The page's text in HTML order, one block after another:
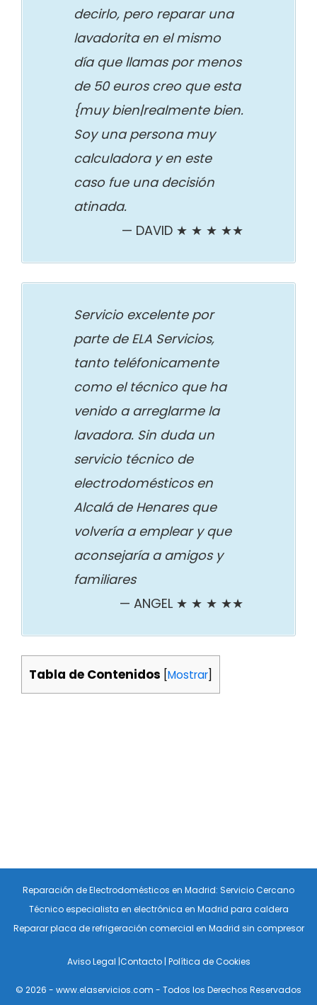
decirlo, pero reparar una
lavadorita en el mismo
día que llamas por menos
de 50 euros creo que esta
{muy bien|realmente bien.
Soy una persona muy
calculadora y en este
caso fue una decisión
atinada.
DAVID ★ ★ ★ ★★
Servicio excelente por
parte de ELA Servicios,
tanto teléfonicamente
como el técnico que ha
venido a arreglarme la
lavadora. Sin duda un
servicio técnico de
electrodomésticos en
Alcalá de Henares que
volvería a emplear y que
aconsejaría a amigos y
familiares
ANGEL ★ ★ ★ ★★
Tabla de Contenidos Mostrar
Reparación de Electrodomésticos en Madrid: Servicio Cercano
Técnico especialista en electrónica en Madrid para caldera
Reparar placa de refrigeración comercial en Madrid sin compresor
Aviso Legal |Contacto| Política de Cookies
© 2026 - www.elaservicios.com - Todos los Derechos Reservados